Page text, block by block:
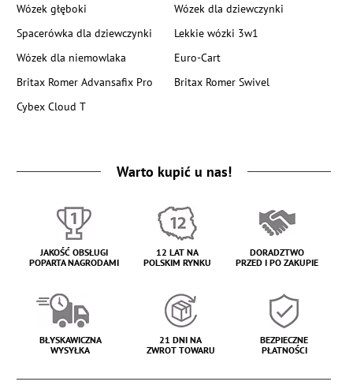
Wózek głęboki
Wózek dla dziewczynki
Spacerówka dla dziewczynki
Lekkie wózki 3w1
Wózek dla niemowlaka
Euro-Cart
Britax Romer Advansafix Pro
Britax Romer Swivel
Cybex Cloud T
Warto kupić u nas!
JAKOŚĆ OBSŁUGI
POPARTA NAGRODAMI
12 LAT NA
POLSKIM RYNKU
DORADZTWO
PRZED I PO ZAKUPIE
BŁYSKAWICZNA
WYSYŁKA
21 DNI NA
ZWROT TOWARU
BEZPIECZNE
PŁATNOŚCI